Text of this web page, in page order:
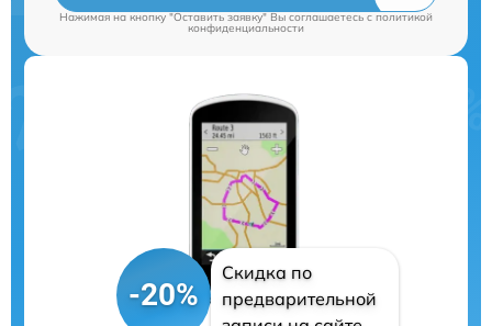
Нажимая на кнопку "Оставить заявку" Вы соглашаетесь cполитикой
конфиденциальности
-20%
Скидка по
предварительной